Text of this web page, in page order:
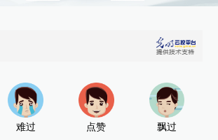
难过 点赞 飘过